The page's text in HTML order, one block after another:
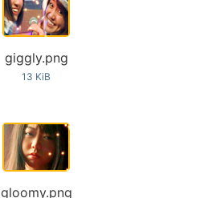
giggly.png
13 KiB
gloomy.png